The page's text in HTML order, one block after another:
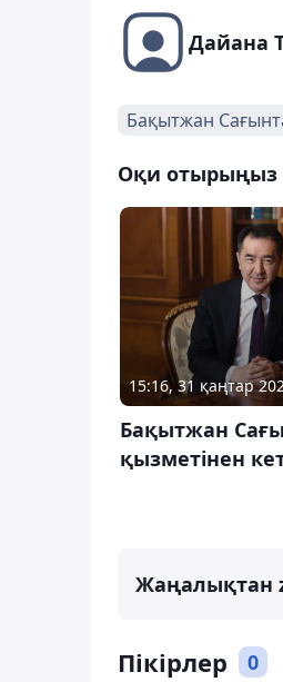
Дайана
Бақытжан
Оқи отырыңыз
15:16, 31 қаңтар
Бақытжан
қызметінен
Жаңалықтан
Пікірлер 0